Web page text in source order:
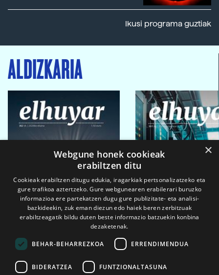
Ikusi programa guztiak
ALDIZKARIA
2026ko eka. 1a 2026ko mar. 1a
×
Webgune honek cookieak
erabiltzen ditu
Cookieak erabiltzen ditugu edukia, iragarkiak pertsonalizatzeko eta
gure trafikoa aztertzeko. Gure webgunearen erabilerari buruzko
informazioa ere partekatzen dugu gure publizitate- eta analisi-
bazkideekin, zuk eman diezun edo haiek beren zerbitzuak
erabiltzeagatik bildu duten beste informazio batzuekin konbina
dezaketenak.
BEHAR-BEHARREZKOA ERRENDIMENDUA
BIDERATZEA FUNTZIONALTASUNA